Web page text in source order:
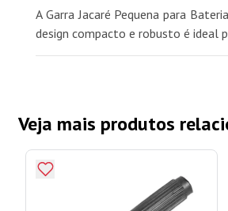
A Garra Jacaré Pequena para
design compacto e robusto é ideal
Veja mais produtos